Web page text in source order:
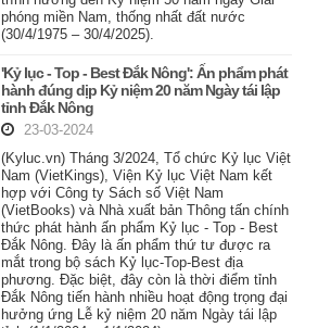
phóng miền Nam, thống nhất đất nước
(30/4/1975 – 30/4/2025).
'Kỷ lục - Top - Best Đắk Nông': Ấn phẩm phát
hành đúng dịp Kỷ niệm 20 năm Ngày tái lập
tỉnh Đắk Nông
23-03-2024
(Kyluc.vn) Tháng 3/2024, Tổ chức Kỷ lục Việt
Nam (VietKings), Viện Kỷ lục Việt Nam kết
hợp với Công ty Sách số Việt Nam
(VietBooks) và Nhà xuất bản Thông tấn chính
thức phát hành ấn phẩm Kỷ lục - Top - Best
Đắk Nông. Đây là ấn phẩm thứ tư được ra
mắt trong bộ sách Kỷ lục-Top-Best địa
phương. Đặc biệt, đây còn là thời điểm tỉnh
Đắk Nông tiến hành nhiều hoạt động trọng đại
hưởng ứng Lễ kỷ niệm 20 năm Ngày tái lập